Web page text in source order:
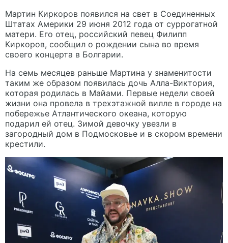
Мартин Киркоров появился на свет в Соединенных
Штатах Америки 29 июня 2012 года от суррогатной
матери. Его отец, российский певец Филипп
Киркоров, сообщил о рождении сына во время
своего концерта в Болгарии.
На семь месяцев раньше Мартина у знаменитости
таким же образом появилась дочь Алла-Виктория,
которая родилась в Майами. Первые недели своей
жизни она провела в трехэтажной вилле в городе на
побережье Атлантического океана, которую
подарил ей отец. Зимой девочку увезли в
загородный дом в Подмосковье и в скором времени
крестили.